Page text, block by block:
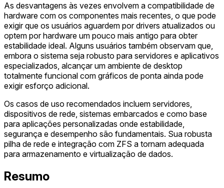
As desvantagens às vezes envolvem a compatibilidade de
hardware com os componentes mais recentes, o que pode
exigir que os usuários aguardem por drivers atualizados ou
optem por hardware um pouco mais antigo para obter
estabilidade ideal. Alguns usuários também observam que,
embora o sistema seja robusto para servidores e aplicativos
especializados, alcançar um ambiente de desktop
totalmente funcional com gráficos de ponta ainda pode
exigir esforço adicional.
Os casos de uso recomendados incluem servidores,
dispositivos de rede, sistemas embarcados e como base
para aplicações personalizadas onde estabilidade,
segurança e desempenho são fundamentais. Sua robusta
pilha de rede e integração com ZFS a tornam adequada
para armazenamento e virtualização de dados.
Resumo